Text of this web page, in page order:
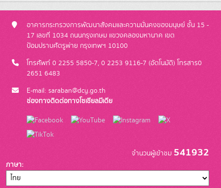
อาคารกระทรวงการพัฒนาสังคมและความมั่นคงของมนุษย์ ชั้น 15 -
17 เลขที่ 1034 ถนนกรุงเกษม แขวงคลองมหานาค เขต
ป้อมปราบศัตรูพ่าย กรุงเทพฯ 10100
โทรศัพท์ 0 2255 5850-7, 0 2253 9116-7 (อัตโนมัติ) โทรสาร0
2651 6483
E-mail: saraban@dcy.go.th
ช่องทางติดต่อทางโซเชียลมีเดีย
จำนวนผู้เข้าชม 541932
ภาษา